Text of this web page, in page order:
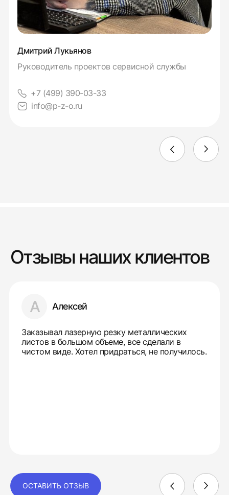
Дмитрий Лукьянов
Руководитель проектов сервисной службы
+7 (499) 390-03-33
info@p-z-o.ru
Отзывы наших клиентов
А Алексей
Заказывал лазерную резку металлических
листов в большом объеме, все сделали в
чистом виде. Хотел придраться, не получилось.
ОСТАВИТЬ ОТЗЫВ